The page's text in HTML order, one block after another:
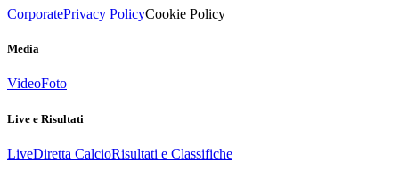
CorporatePrivacy PolicyCookie Policy
Media
VideoFoto
Live e Risultati
LiveDiretta CalcioRisultati e Classifiche